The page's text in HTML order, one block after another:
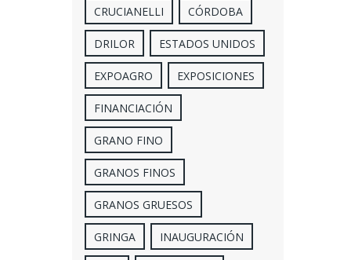
CRUCIANELLI CÓRDOBA
DRILOR ESTADOS UNIDOS
EXPOAGRO EXPOSICIONES
FINANCIACIÓN
GRANO FINO
GRANOS FINOS
GRANOS GRUESOS
GRINGA INAUGURACIÓN